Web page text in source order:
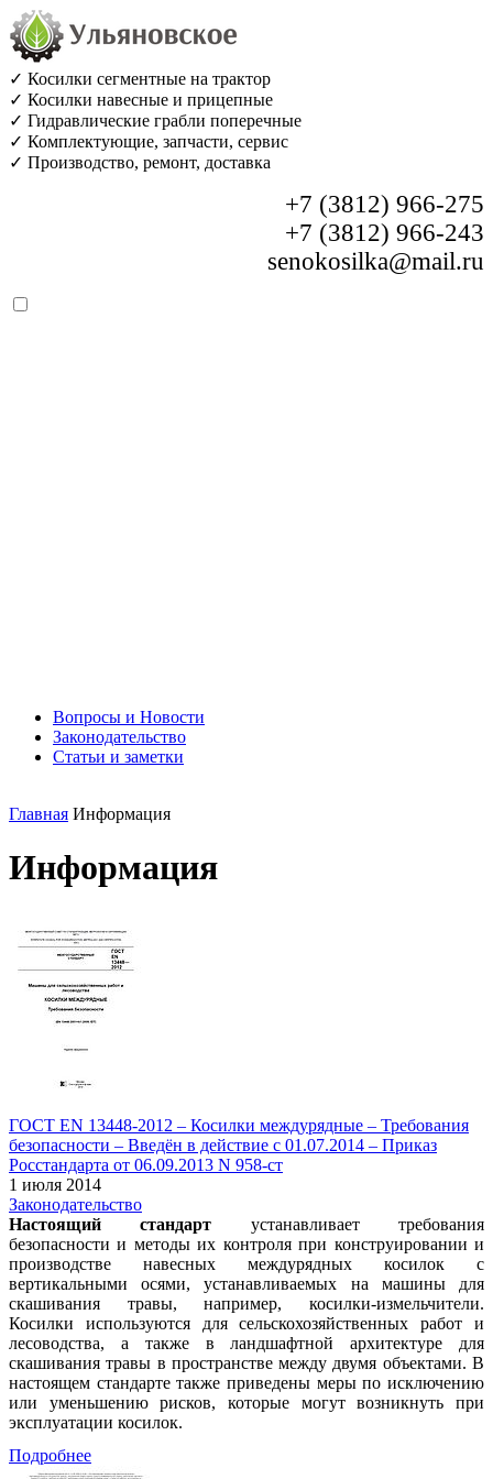
✓ Косилки сегментные на трактор
✓ Косилки навесные и прицепные
✓ Гидравлические грабли поперечные
✓ Комплектующие, запчасти, сервис
✓ Производство, ремонт, доставка
+7 (3812) 966-275
+7 (3812) 966-243
senokosilka@mail.ru
Вопросы и Новости
Законодательство
Статьи и заметки
Главная Информация
Информация
ГОСТ EN 13448-2012 – Косилки междурядные – Требования
безопасности – Введён в действие с 01.07.2014 – Приказ
Росстандарта от 06.09.2013 N 958-ст
1 июля 2014
Законодательство
Настоящий стандарт устанавливает требования
безопасности и методы их контроля при конструировании и
производстве навесных междурядных косилок с
вертикальными осями, устанавливаемых на машины для
скашивания травы, например, косилки-измельчители.
Косилки используются для сельскохозяйственных работ и
лесоводства, а также в ландшафтной архитектуре для
скашивания травы в пространстве между двумя объектами. В
настоящем стандарте также приведены меры по исключению
или уменьшению рисков, которые могут возникнуть при
эксплуатации косилок.
Подробнее